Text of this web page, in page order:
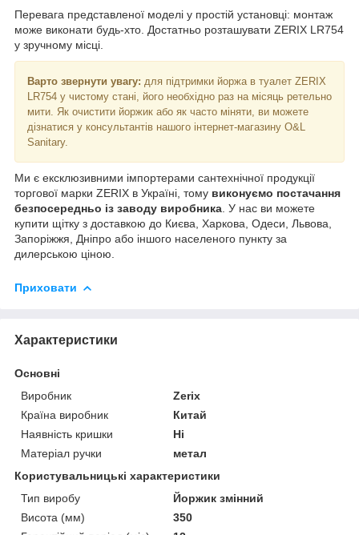
Перевага представленої моделі у простій установці: монтаж
може виконати будь-хто. Достатньо розташувати ZERIX LR754
у зручному місці.
Варто звернути увагу: для підтримки йоржа в туалет ZERIX
LR754 у чистому стані, його необхідно раз на місяць ретельно
мити. Як очистити йоржик або як часто міняти, ви можете
дізнатися у консультантів нашого інтернет-магазину O&L
Sanitary.
Ми є ексклюзивними імпортерами сантехнічної продукції
торгової марки ZERIX в Україні, тому виконуємо постачання
безпосередньо із заводу виробника . У нас ви можете
купити щітку з доставкою до Києва, Харкова, Одеси, Львова,
Запоріжжя, Дніпро або іншого населеного пункту за
дилерською ціною.
Приховати
Характеристики
Основні
Виробник
Zerix
Країна виробник
Китай
Наявність кришки
Ні
Матеріал ручки
метал
Користувальницькі характеристики
Тип виробу
Йоржик змінний
Висота (мм)
350